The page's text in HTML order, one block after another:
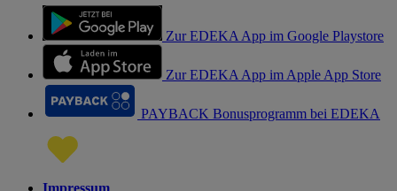
Zur EDEKA App im Google Playstore
Zur EDEKA App im Apple App Store
PAYBACK Bonusprogramm bei EDEKA